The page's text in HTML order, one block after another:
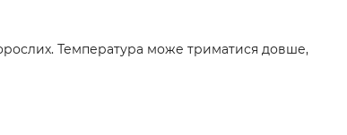
Температура може триматися довше,